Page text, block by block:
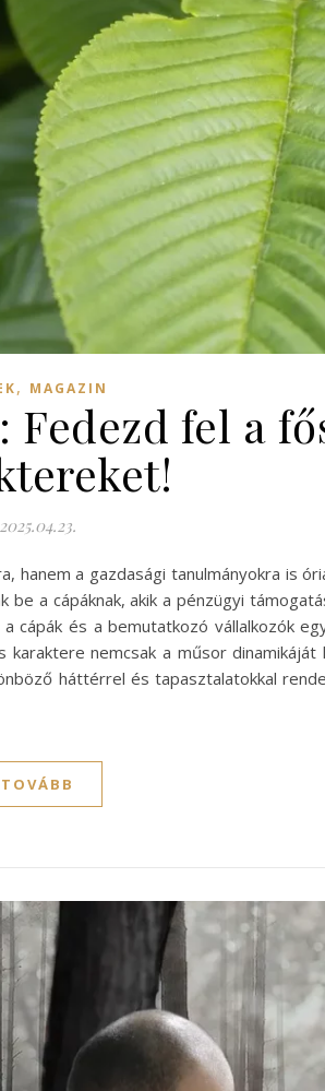
, MAGAZIN
Fedezd fel a
2025.04.23.
hanem a gazdasági tanulmányokra is
a cápáknak, akik a pénzügyi
cápák és a bemutatkozó vállalkozók
nemcsak a műsor
háttérrel és tapasztalatokkal
TOVÁBB